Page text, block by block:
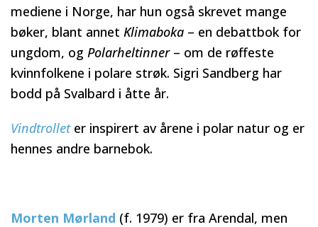
mediene i Norge, har hun også skrevet mange
bøker, blant annet Klimaboka – en debattbok for
ungdom, og Polarheltinner– om de røffeste
kvinnfolkene i polare strøk. Sigri Sandberg har
bodd på Svalbard i åtte år.
Vindtrollet er inspirert av årene i polar natur og er
hennes andre barnebok.
Morten Mørland (f. 1979) er fra Arendal, men